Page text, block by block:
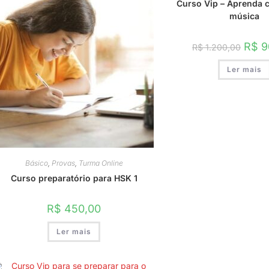
Básico, Provas, Turma Online
Curso preparatório para HSK 1
R$ 450,00
Ler mais
Curso Vip – Aprenda
música
R$1.200,00 O
preço
era:
R$
R$
Ler mais